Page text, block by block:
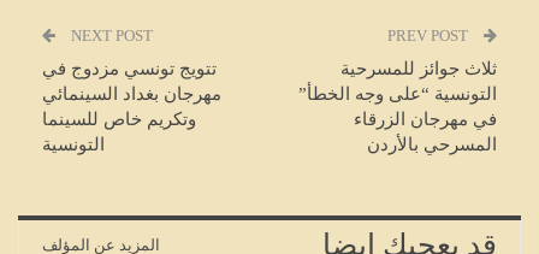
ثلاث جوائز للمسرحية
التونسية “على وجه الخطأ”
في مهرجان الزرقاء
المسرحي بالأردن
NEXT POST
تتويج تونسي مزدوج في
مهرجان بغداد السينمائي
وتكريم خاص للسينما
التونسية
قد يعجبك ايضا المزيد عن المؤلف